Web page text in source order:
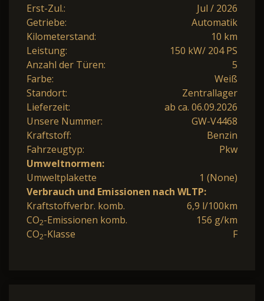
Erst-Zul.:
Jul / 2026
Getriebe:
Automatik
Kilometerstand:
10 km
Leistung:
150 kW/ 204 PS
Anzahl der Türen:
5
Farbe:
Weiß
Standort:
Zentrallager
Lieferzeit:
ab ca. 06.09.2026
Unsere Nummer:
GW-V4468
Kraftstoff:
Benzin
Fahrzeugtyp:
Pkw
Umweltnormen:
Umweltplakette
1 (None)
Verbrauch und Emissionen nach WLTP:
Kraftstoffverbr. komb.
6,9 l/100km
CO2-Emissionen komb.
156 g/km
CO2-Klasse F